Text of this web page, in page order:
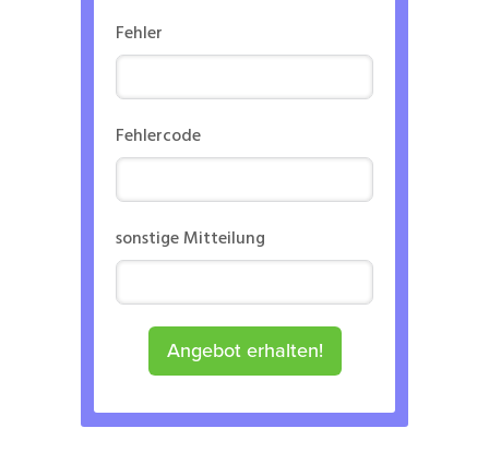
Fehler
Fehlercode
sonstige Mitteilung
Angebot erhalten!